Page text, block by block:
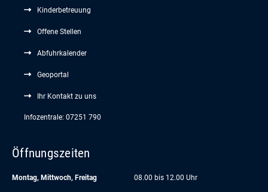
Kinderbetreuung
Offene Stellen
Abfuhrkalender
Geoportal
Ihr Kontakt zu uns
Infozentrale: 07251 790
Öffnungszeiten
Montag, Mittwoch, Freitag 08.00 bis 12.00 Uhr